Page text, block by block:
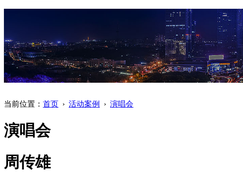
当前位置： 首页 › 活动案例 › 演唱会
演唱会
周传雄